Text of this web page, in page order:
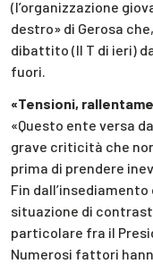
(l’organizzazione
destro» di Gerosa
dibattito (Il T di ieri)
fuori.
«Tensioni,
«Questo ente versa
grave criticità che
prima di prendere
Fin
situazione di
particolare fra il
Numerosi fattori